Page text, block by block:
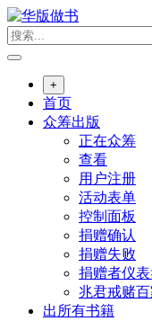
跳
转
到
+
首页
众筹出版
正在众筹
查看
用户注册
活动表单
控制面板
捐赠确认
捐赠失败
捐赠者仪表
兆君戒赌
出所有书籍